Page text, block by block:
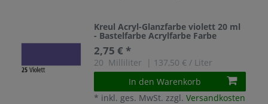
Kreul Acryl-Glanzfarbe violett 20 ml
- Bastelfarbe Acrylfarbe Farbe
2,75 € *
20 Milliliter
| 137,50 € / Liter
In den Warenkorb
* inkl. ges. MwSt. zzgl.Versandkosten